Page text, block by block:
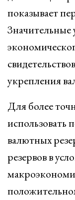
показывает
Значительные
укрепления
Для более
использовать
валютных
резервов в